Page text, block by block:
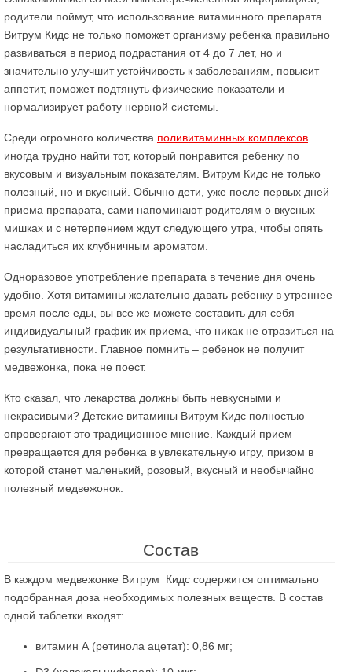
родители поймут, что использование витаминного препарата
Витрум Кидс не только поможет организму ребенка правильно
развиваться в период подрастания от 4 до 7 лет, но и
значительно улучшит устойчивость к заболеваниям, повысит
аппетит, поможет подтянуть физические показатели и
нормализирует работу нервной системы.
Среди огромного количества поливитаминных комплексов
иногда трудно найти тот, который понравится ребенку по
вкусовым и визуальным показателям. Витрум Кидс не только
полезный, но и вкусный. Обычно дети, уже после первых дней
приема препарата, сами напоминают родителям о вкусных
мишках и с нетерпением ждут следующего утра, чтобы опять
насладиться их клубничным ароматом.
Одноразовое употребление препарата в течение дня очень
удобно. Хотя витамины желательно давать ребенку в утреннее
время после еды, вы все же можете составить для себя
индивидуальный график их приема, что никак не отразиться на
результативности. Главное помнить – ребенок не получит
медвежонка, пока не поест.
Кто сказал, что лекарства должны быть невкусными и
некрасивыми? Детские витамины Витрум Кидс полностью
опровергают это традиционное мнение. Каждый прием
превращается для ребенка в увлекательную игру, призом в
которой станет маленький, розовый, вкусный и необычайно
полезный медвежонок.
Состав
В каждом медвежонке Витрум Кидс содержится оптимально
подобранная доза необходимых полезных веществ. В состав
одной таблетки входят:
витамин А (ретинола ацетат): 0,86 мг;